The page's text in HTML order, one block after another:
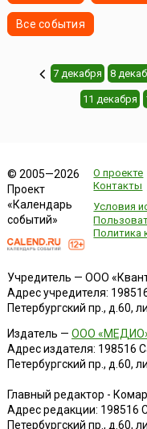
Все события
7 декабря 8
11 декабря
© 2005—2026
Проект
«Календарь
событий»
О проекте
Контакты
Условия
Политика
Учредитель — ООО
Адрес учредителя:
Петербургский пр., д.60,
Издатель — ООО
Адрес издателя: 198516
Петербургский пр., д.60,
Главный редактор -
Адрес редакции: 198516
Петербургский пр., д.60,